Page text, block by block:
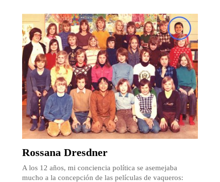
Rossana Dresdner
A los 12 años, mi conciencia política se asemejaba
mucho a la concepción de las películas de vaqueros: